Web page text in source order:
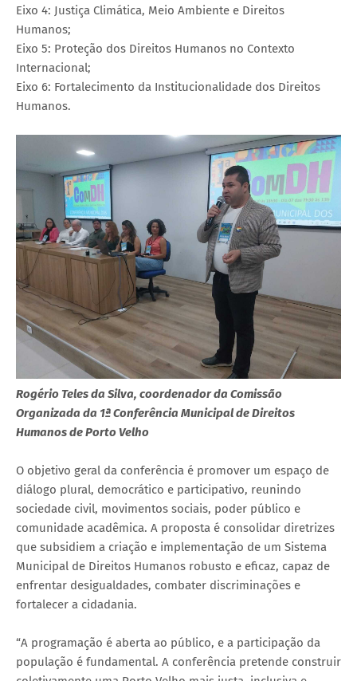
Eixo 4: Justiça Climática, Meio Ambiente e Direitos
Humanos;
Eixo 5: Proteção dos Direitos Humanos no Contexto
Internacional;
Eixo 6: Fortalecimento da Institucionalidade dos Direitos
Humanos.
Rogério Teles da Silva, coordenador da Comissão
Organizada da 1ª Conferência Municipal de Direitos
Humanos de Porto Velho
O objetivo geral da conferência é promover um espaço de
diálogo plural, democrático e participativo, reunindo
sociedade civil, movimentos sociais, poder público e
comunidade acadêmica. A proposta é consolidar diretrizes
que subsidiem a criação e implementação de um Sistema
Municipal de Direitos Humanos robusto e eficaz, capaz de
enfrentar desigualdades, combater discriminações e
fortalecer a cidadania.
“A programação é aberta ao público, e a participação da
população é fundamental. A conferência pretende construir